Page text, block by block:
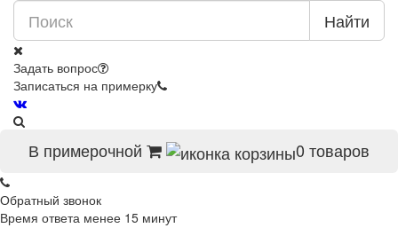
Найти
Задать вопрос
Записаться на примерку
В примерочной 0 товаров
Обратный звонок
Время ответа менее 15 минут